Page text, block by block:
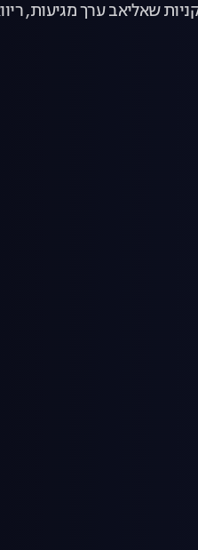
שאליאב ערך מגיעות,